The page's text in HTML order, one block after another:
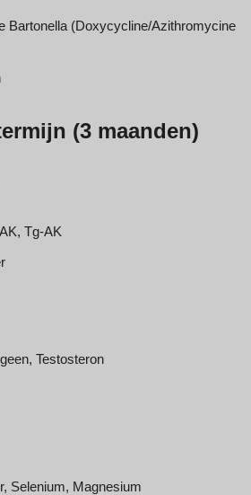
Bartonella (Doxycycline/Azithromycine
(3 maanden)
Tg-AK
Testosteron
Selenium, Magnesium